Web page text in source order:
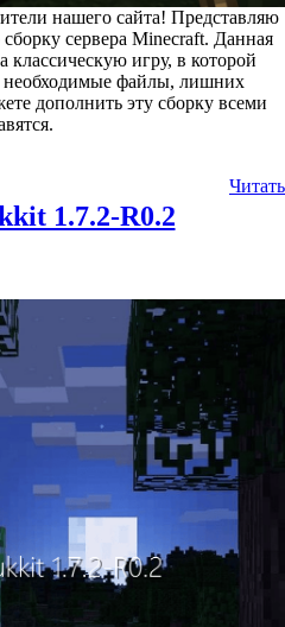
нашего сайта! Представляю
сервера Minecraft. Данная
классическую игру, в которой
необходимые файлы, лишних
дополнить эту сборку всеми
Читать
1.7.2-R0.2